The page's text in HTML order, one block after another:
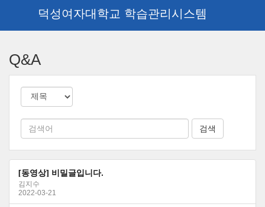
덕성여자대학교 학습관리시스템
Q&A
[동영상] 비밀글입니다.
김지수
2022-03-21